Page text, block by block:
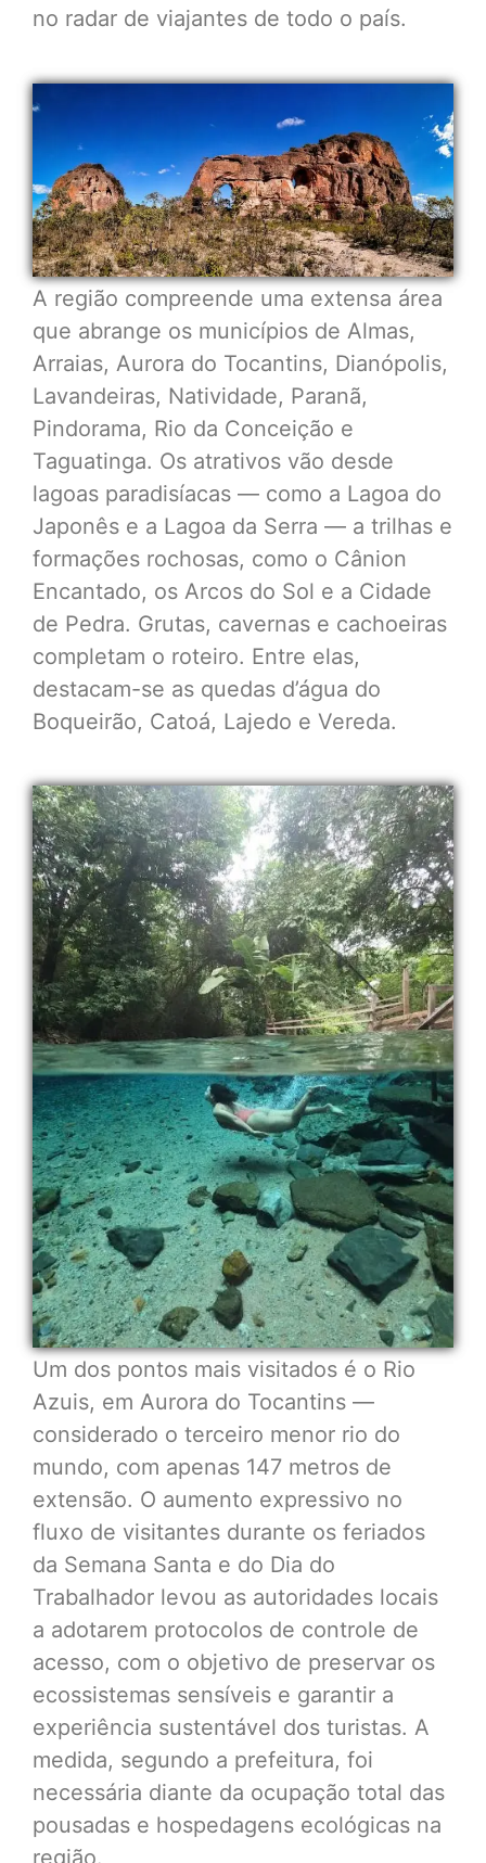
no radar de viajantes de todo o país.
A região compreende uma extensa área
que abrange os municípios de Almas,
Arraias, Aurora do Tocantins, Dianópolis,
Lavandeiras, Natividade, Paranã,
Pindorama, Rio da Conceição e
Taguatinga. Os atrativos vão desde
lagoas paradisíacas — como a Lagoa do
Japonês e a Lagoa da Serra — a trilhas e
formações rochosas, como o Cânion
Encantado, os Arcos do Sol e a Cidade
de Pedra. Grutas, cavernas e cachoeiras
completam o roteiro. Entre elas,
destacam-se as quedas d’água do
Boqueirão, Catoá, Lajedo e Vereda.
Um dos pontos mais visitados é o Rio
Azuis, em Aurora do Tocantins —
considerado o terceiro menor rio do
mundo, com apenas 147 metros de
extensão. O aumento expressivo no
fluxo de visitantes durante os feriados
da Semana Santa e do Dia do
Trabalhador levou as autoridades locais
a adotarem protocolos de controle de
acesso, com o objetivo de preservar os
ecossistemas sensíveis e garantir a
experiência sustentável dos turistas. A
medida, segundo a prefeitura, foi
necessária diante da ocupação total das
pousadas e hospedagens ecológicas na
região.